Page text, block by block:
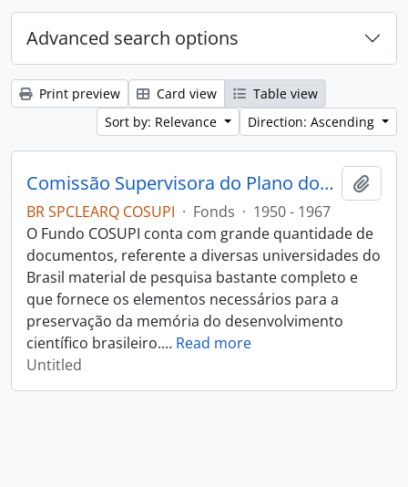
Advanced search options
Print preview Card view
Table view
Sort by: Relevance
Direction: Ascending
Comissão Supervisora do Plano dos Institutos (COSUPI)
BR SPCLEARQ COSUPI · Fonds · 1950 - 1967
O Fundo COSUPI conta com grande quantidade de
documentos, referente a diversas universidades do
Brasil material de pesquisa bastante completo e
que fornece os elementos necessários para a
preservação da memória do desenvolvimento
científico brasileiro.… Read more
Untitled